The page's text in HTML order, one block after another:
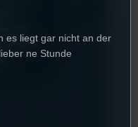
für den
es liegt gar nicht an der
ne Stunde